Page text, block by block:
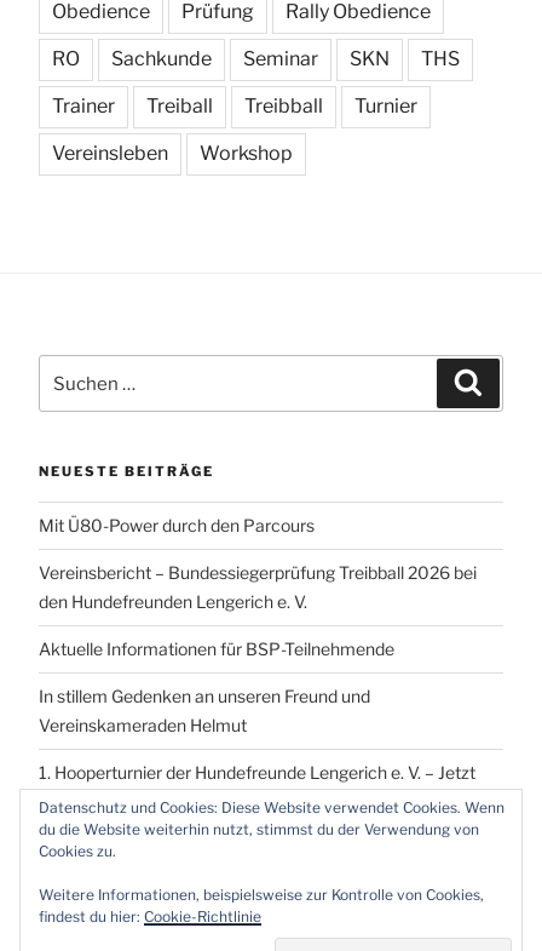
Obedience Prüfung Rally Obedience
RO Sachkunde Seminar SKN THS
Trainer Treiball Treibball Turnier
Vereinsleben Workshop
nach:
NEUESTE BEITRÄGE
Mit Ü80-Power durch den Parcours
Vereinsbericht – Bundessiegerprüfung Treibball 2026 bei
den Hundefreunden Lengerich e. V.
Aktuelle Informationen für BSP-Teilnehmende
In stillem Gedenken an unseren Freund und
Vereinskameraden Helmut
1. Hooperturnier der Hundefreunde Lengerich e. V. – Jetzt
vormerken!
Proudly powered by WordPress
Datenschutz und Cookies: Diese Website verwendet Cookies. Wenn
du die Website weiterhin nutzt, stimmst du der Verwendung von
Cookies zu.
Weitere Informationen, beispielsweise zur Kontrolle von Cookies,
findest du hier: Cookie-Richtlinie